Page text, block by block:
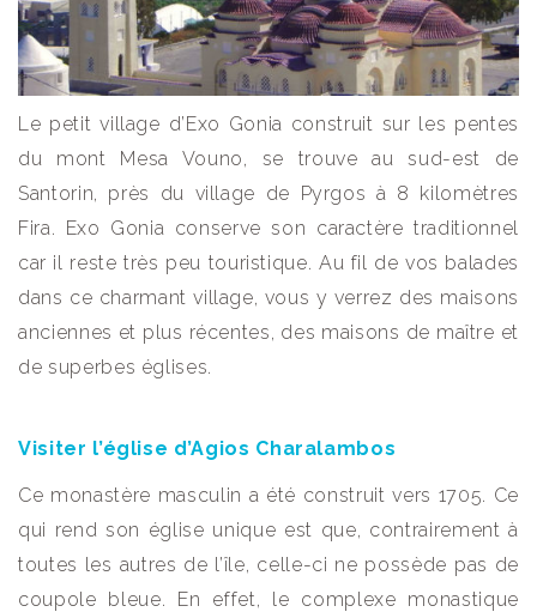
Le petit village d’Exo Gonia construit sur les pentes
du mont Mesa Vouno, se trouve au sud-est de
Santorin, près du village de Pyrgos à 8 kilomètres
Fira. Exo Gonia conserve son caractère traditionnel
car il reste très peu touristique. Au fil de vos balades
dans ce charmant village, vous y verrez des maisons
anciennes et plus récentes, des maisons de maître et
de superbes églises.
Visiter l’église d’Agios Charalambos
Ce monastère masculin a été construit vers 1705. Ce
qui rend son église unique est que, contrairement à
toutes les autres de l’île, celle-ci ne possède pas de
coupole bleue. En effet, le complexe monastique